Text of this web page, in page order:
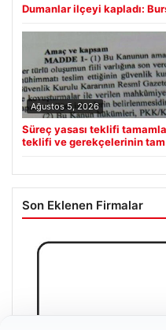
Dumanlar ilçeyi kapladı:
Ağustos 5, 2026
Süreç yasası teklifi
teklifi ve gerekçelerinin
Son Eklenen Firmalar